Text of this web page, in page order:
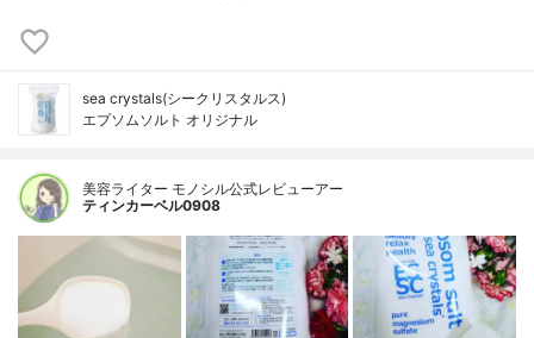
sea crystals(シークリスタルス)
エプソムソルト オリジナル
美容ライター モノシル公式レビューアー
ティンカーベル0908